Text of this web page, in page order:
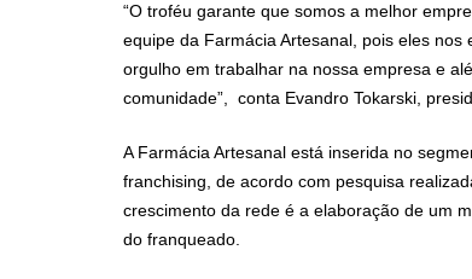
“O troféu garante que somos a melhor
equipe da Farmácia Artesanal, pois eles
orgulho em trabalhar na nossa empresa e
comunidade”, conta Evandro Tokarski,
A Farmácia Artesanal está inserida no
franchising, de acordo com pesquisa
crescimento da rede é a elaboração de um
do franqueado.